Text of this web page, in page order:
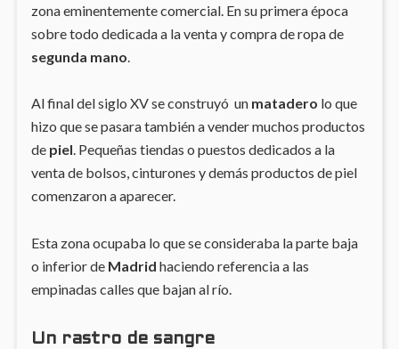
zona eminentemente comercial. En su primera época
sobre todo dedicada a la venta y compra de ropa de
segunda mano
Al final del siglo XV se construyó unmatadero lo que
hizo que se pasara también a vender muchos productos
depiel. Pequeñas tiendas o puestos dedicados a la
venta de bolsos, cinturones y demás productos de piel
comenzaron a aparecer.
Esta zona ocupaba lo que se consideraba la parte baja
o inferior de Madrid haciendo referencia a las
empinadas calles que bajan al río.
Un rastro de sangre